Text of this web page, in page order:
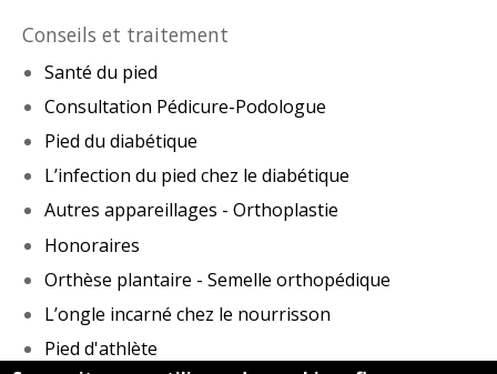
Conseils et traitement
Santé du pied
Consultation Pédicure-Podologue
Pied du diabétique
L’infection du pied chez le diabétique
Autres appareillages - Orthoplastie
Honoraires
Orthèse plantaire - Semelle orthopédique
L’ongle incarné chez le nourrisson
Pied d'athlète